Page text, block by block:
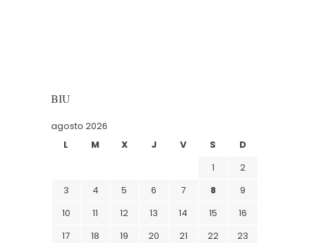
BIU
agosto 2026
L
M X J V S
D
1
2
3
4 5 6 7 8
9
10
11 12 13 14 15
16
17
18 19 20 21 22
23